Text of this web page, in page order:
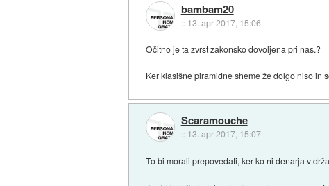
bambam20
:: 13. apr 2017, 15:06
Očitno je ta zvrst zakonsko dovoljena pri nas.?
Ker klasišne piramidne sheme že dolgo niso in
Scaramouche
:: 13. apr 2017, 15:07
To bi morali prepovedati, ker ko ni denarja v